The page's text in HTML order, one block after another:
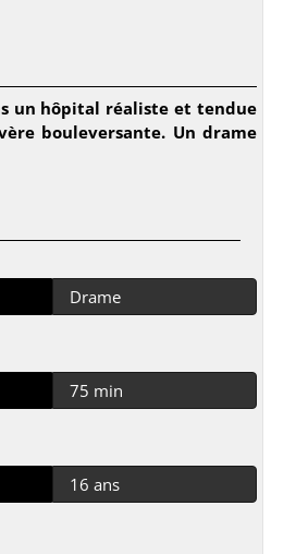
un hôpital réaliste et tendue
bouleversante. Un drame
Drame
75 min
16 ans